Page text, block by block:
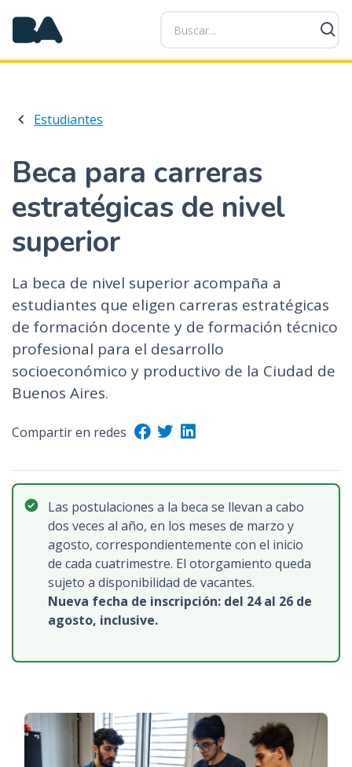
P
a
s
a
n
e
o
p
r
i
n
p
a
Estudiantes
Beca para carreras
estratégicas de nivel
superior
La beca de nivel superior acompaña a
estudiantes que eligen carreras estratégicas
de formación docente y de formación técnico
profesional para el desarrollo
socioeconómico y productivo de la Ciudad de
Buenos Aires.
Compartir en redes
Las postulaciones a la beca se llevan a cabo
dos veces al año, en los meses de marzo y
agosto, correspondientemente con el inicio
de cada cuatrimestre. El otorgamiento queda
sujeto a disponibilidad de vacantes.
Nueva fecha de inscripción: del 24 al 26 de
agosto, inclusive.